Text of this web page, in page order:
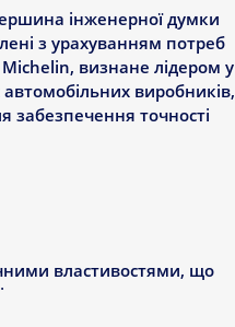
інженерної думки
з урахуванням потреб
Michelin, визнане лідером у
виробників,
забезпечення точності
властивостями, що